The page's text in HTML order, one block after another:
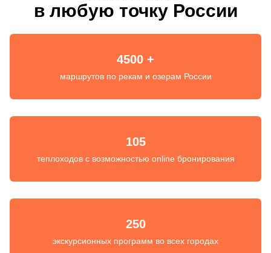
в любую точку России
4500 +
маршрутов по рекам и озерам России
105
теплоходов с возможностью online бронирования
250
экскурсионных программ во всех городах